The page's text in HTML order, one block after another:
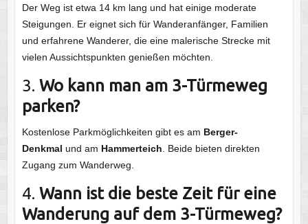
Der Weg ist etwa 14 km lang und hat einige moderate
Steigungen. Er eignet sich für Wanderanfänger, Familien
und erfahrene Wanderer, die eine malerische Strecke mit
vielen Aussichtspunkten genießen möchten.
3. Wo kann man am 3-Türmeweg
parken?
Kostenlose Parkmöglichkeiten gibt es am Berger-
Denkmal und am Hammerteich . Beide bieten direkten
Zugang zum Wanderweg.
4. Wann ist die beste Zeit für eine
Wanderung auf dem 3-Türmeweg?